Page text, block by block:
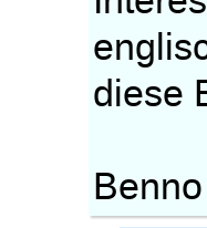
diese
Benno